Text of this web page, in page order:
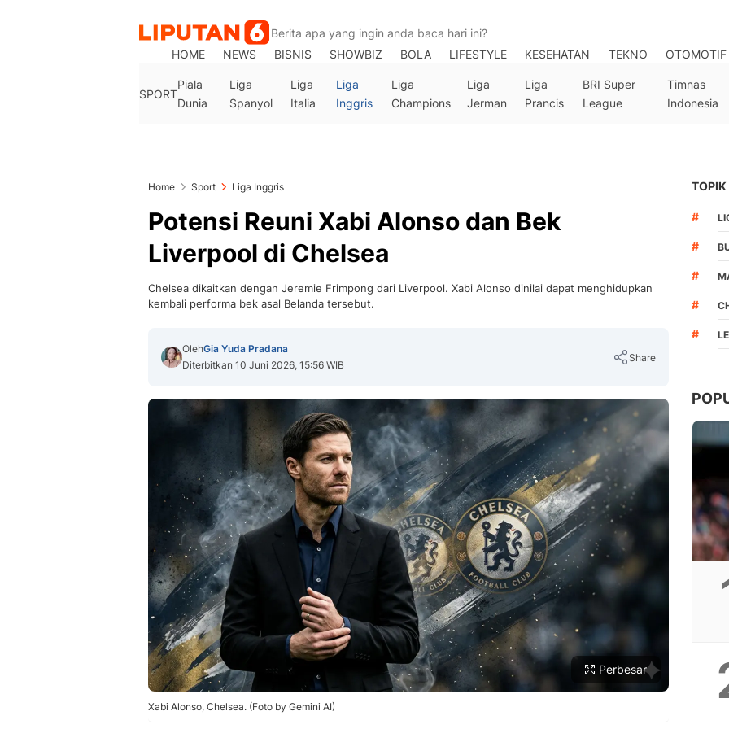
HOME
NEWS BISNIS SHOWBIZ BOLA LIFESTYLE KESEHATAN TEKNO OTOMOTIF
SPORT
Piala
Dunia
Liga
Spanyol
Liga
Italia
Liga
Inggris
Liga
Champions
Liga
Jerman
Liga
Prancis
BRI Super
League
Timnas
Indonesia
Home Sport Liga Inggris
Potensi Reuni Xabi Alonso dan Bek
Liverpool di Chelsea
Chelsea dikaitkan dengan Jeremie Frimpong dari Liverpool. Xabi Alonso dinilai dapat menghidupkan
kembali performa bek asal Belanda tersebut.
OlehGia Yuda Pradana
Diterbitkan 10 Juni 2026, 15:56 WIB
Share
Copy Link
Perbesar
Xabi Alonso, Chelsea. (Foto by Gemini AI)
TOPIK
#
#
#
#
#